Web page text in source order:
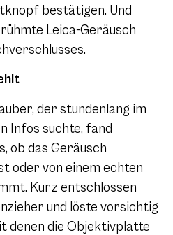
bestätigen. Und
Leica-Geräusch
der stundenlang im
Infos suchte, fand
ob das Geräusch
oder von einem echten
Kurz entschlossen
und löste vorsichtig
denen die Objektivplatte